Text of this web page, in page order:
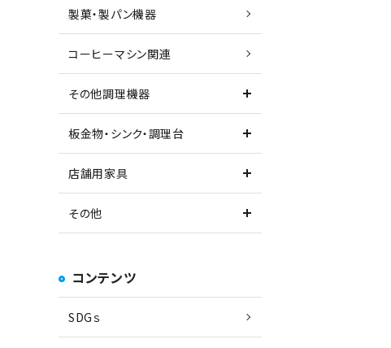
製菓・製パン機器
コーヒーマシン関連
その他調理機器
板金物・シンク・調理台
店舗用家具
その他
コンテンツ
SDGｓ